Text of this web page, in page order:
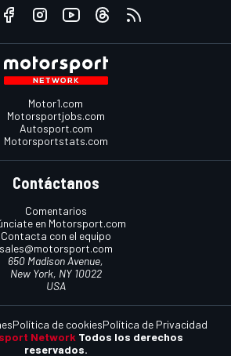
Motor1.com
Motorsportjobs.com
Autosport.com
Motorsportstats.com
Contáctanos
Comentarios
en Motorsport.com
Contacta con el equipo
sales@motorsport.com
650 Madison Avenue,
New York, NY 10022
USA
Network Todos los derechos
reservados.
Política de cookiesPolítica de Privacidad